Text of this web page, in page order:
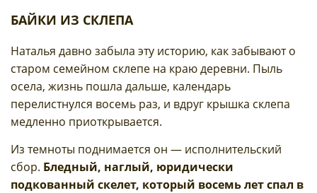
БАЙКИ ИЗ СКЛЕПА
Наталья давно забыла эту историю, как забывают о
старом семейном склепе на краю деревни. Пыль
осела, жизнь пошла дальше, календарь
перелистнулся восемь раз, и вдруг крышка склепа
медленно приоткрывается.
Из темноты поднимается он — исполнительский
сбор. Бледный, наглый, юридически
подкованный скелет, который восемь лет спал в